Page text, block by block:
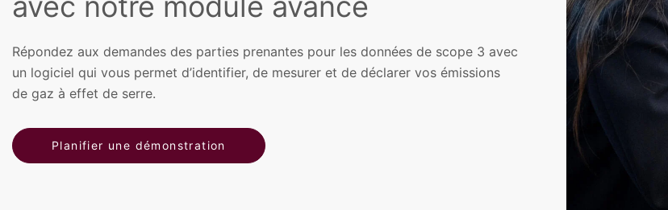
Répondez aux demandes des parties prenantes pour les données de scope 3 avec
un logiciel qui vous permet d’identifier, de mesurer et de déclarer vos émissions
de gaz à effet de serre.
Planifier une démonstration